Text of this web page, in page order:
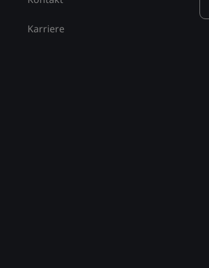
Karriere